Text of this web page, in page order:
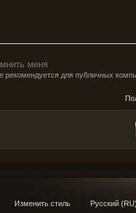
меня
рекомендуется для публичных
Изменить стиль Русский